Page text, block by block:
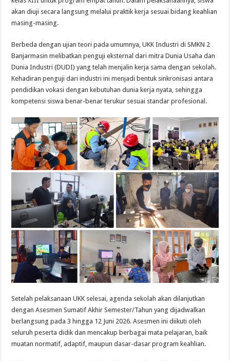
akan diuji secara langsung melalui praktik kerja sesuai bidang keahlian
masing-masing.
Berbeda dengan ujian teori pada umumnya, UKK Industri di SMKN 2
Banjarmasin melibatkan penguji eksternal dari mitra Dunia Usaha dan
Dunia Industri (DUDI) yang telah menjalin kerja sama dengan sekolah.
Kehadiran penguji dari industri ini menjadi bentuk sinkronisasi antara
pendidikan vokasi dengan kebutuhan dunia kerja nyata, sehingga
kompetensi siswa benar-benar terukur sesuai standar profesional.
Setelah pelaksanaan UKK selesai, agenda sekolah akan dilanjutkan
dengan Asesmen Sumatif Akhir Semester/Tahun yang dijadwalkan
berlangsung pada 3 hingga 12 Juni 2026. Asesmen ini diikuti oleh
seluruh peserta didik dan mencakup berbagai mata pelajaran, baik
muatan normatif, adaptif, maupun dasar-dasar program keahlian.